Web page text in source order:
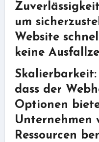
um
Website
keine
Skalierbarkeit:
dass der
Optionen
Unternehmen
Ressourcen